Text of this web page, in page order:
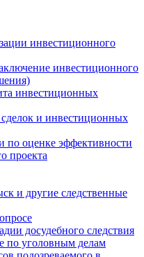
инвестиционного
инвестиционного
инвестиционных
и инвестиционных
по оценке эффективности
проекта
и другие следственные
досудебного следствия
по уголовным делам